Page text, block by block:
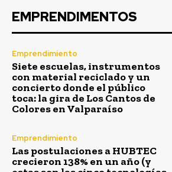
EMPRENDIMENTOS
Emprendimiento
Siete escuelas, instrumentos
con material reciclado y un
concierto donde el público
toca: la gira de Los Cantos de
Colores en Valparaíso
Emprendimiento
Las postulaciones a HUBTEC
crecieron 138% en un año (y